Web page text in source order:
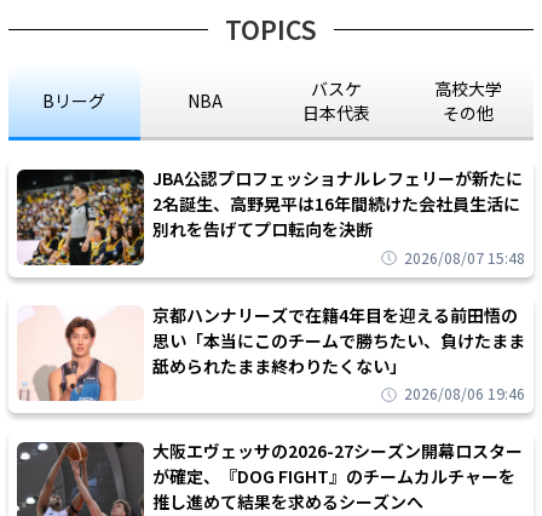
TOPICS
Bリーグ NBA
バスケ
日本代表
高校大学
その他
JBA公認プロフェッショナルレフェリーが新たに
2名誕生、高野晃平は16年間続けた会社員生活に
別れを告げてプロ転向を決断
2026/08/07 15:48
京都ハンナリーズで在籍4年目を迎える前田悟の
思い「本当にこのチームで勝ちたい、負けたまま
舐められたまま終わりたくない」
2026/08/06 19:46
大阪エヴェッサの2026-27シーズン開幕ロスター
が確定、『DOG FIGHT』のチームカルチャーを
推し進めて結果を求めるシーズンへ